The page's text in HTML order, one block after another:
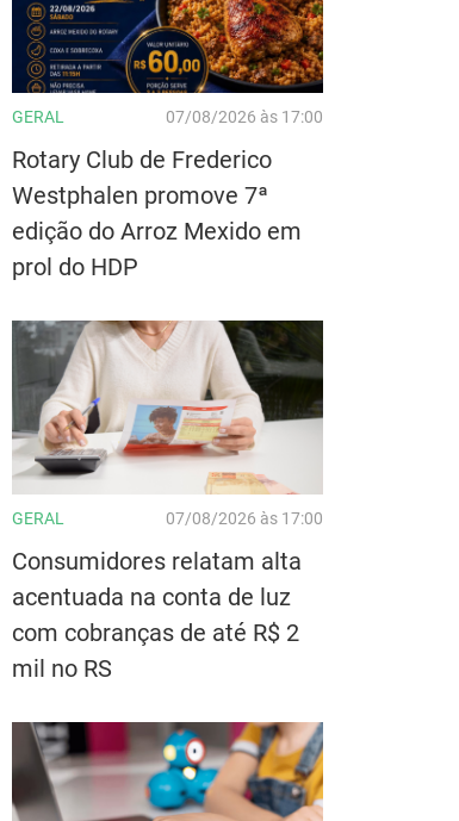
GERAL 07/08/2026 às 17:00
Rotary Club de Frederico
Westphalen promove 7ª
edição do Arroz Mexido em
prol do HDP
GERAL 07/08/2026 às 17:00
Consumidores relatam alta
acentuada na conta de luz
com cobranças de até R$ 2
mil no RS